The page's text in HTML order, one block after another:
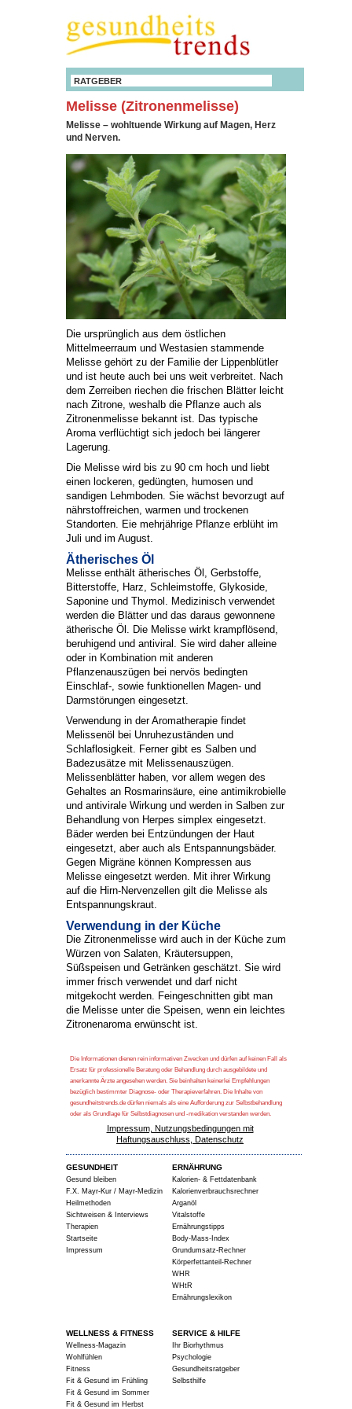
RATGEBER
Melisse (Zitronenmelisse)
Melisse – wohltuende Wirkung auf Magen, Herz
und Nerven.
Die ursprünglich aus dem östlichen
Mittelmeerraum und Westasien stammende
Melisse gehört zu der Familie der Lippenblütler
und ist heute auch bei uns weit verbreitet. Nach
dem Zerreiben riechen die frischen Blätter leicht
nach Zitrone, weshalb die Pflanze auch als
Zitronenmelisse bekannt ist. Das typische
Aroma verflüchtigt sich jedoch bei längerer
Lagerung.
Die Melisse wird bis zu 90 cm hoch und liebt
einen lockeren, gedüngten, humosen und
sandigen Lehmboden. Sie wächst bevorzugt auf
nährstoffreichen, warmen und trockenen
Standorten. Eie mehrjährige Pflanze erblüht im
Juli und im August.
Ätherisches Öl
Melisse enthält ätherisches Öl, Gerbstoffe,
Bitterstoffe, Harz, Schleimstoffe, Glykoside,
Saponine und Thymol. Medizinisch verwendet
werden die Blätter und das daraus gewonnene
ätherische Öl. Die Melisse wirkt krampflösend,
beruhigend und antiviral. Sie wird daher alleine
oder in Kombination mit anderen
Pflanzenauszügen bei nervös bedingten
Einschlaf-, sowie funktionellen Magen- und
Darmstörungen eingesetzt.
Verwendung in der Aromatherapie findet
Melissenöl bei Unruhezuständen und
Schlaflosigkeit. Ferner gibt es Salben und
Badezusätze mit Melissenauszügen.
Melissenblätter haben, vor allem wegen des
Gehaltes an Rosmarinsäure, eine antimikrobielle
und antivirale Wirkung und werden in Salben zur
Behandlung von Herpes simplex eingesetzt.
Bäder werden bei Entzündungen der Haut
eingesetzt, aber auch als Entspannungsbäder.
Gegen Migräne können Kompressen aus
Melisse eingesetzt werden. Mit ihrer Wirkung
auf die Hirn-Nervenzellen gilt die Melisse als
Entspannungskraut.
Verwendung in der Küche
Die Zitronenmelisse wird auch in der Küche zum
Würzen von Salaten, Kräutersuppen,
Süßspeisen und Getränken geschätzt. Sie wird
immer frisch verwendet und darf nicht
mitgekocht werden. Feingeschnitten gibt man
die Melisse unter die Speisen, wenn ein leichtes
Zitronenaroma erwünscht ist.
Die Informationen dienen rein informativen Zwecken und dürfen auf keinen Fall als
Ersatz für professionelle Beratung oder Behandlung durch ausgebildete und
anerkannte Ärzte angesehen werden. Sie beinhalten keinerlei Empfehlungen
bezüglich bestimmter Diagnose- oder Therapieverfahren. Die Inhalte von
gesundheitstrends.de dürfen niemals als eine Aufforderung zur Selbstbehandlung
oder als Grundlage für Selbstdiagnosen und -medikation verstanden werden.
Impressum, Nutzungsbedingungen mit
Haftungsauschluss, Datenschutz
GESUNDHEIT
Gesund bleiben
F.X. Mayr-Kur / Mayr-Medizin
Heilmethoden
Sichtweisen & Interviews
Therapien
Startseite
Impressum
ERNÄHRUNG
Kalorien- & Fettdatenbank
Kalorienverbrauchsrechner
Arganöl
Vitalstoffe
Ernährungstipps
Body-Mass-Index
Grundumsatz-Rechner
Körperfettanteil-Rechner
WHR
WHtR
Ernährungslexikon
WELLNESS & FITNESS
Wellness-Magazin
Wohlfühlen
Fitness
Fit & Gesund im Frühling
Fit & Gesund im Sommer
Fit & Gesund im Herbst
SERVICE & HILFE
Ihr Biorhythmus
Psychologie
Gesundheitsratgeber
Selbsthilfe